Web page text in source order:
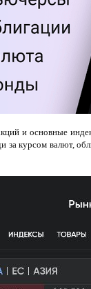
и основные
курсом валют,